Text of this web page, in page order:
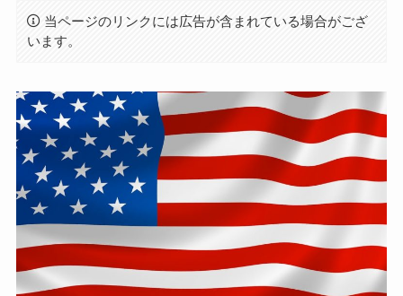
当ページのリンクには広告が含まれている場合がござ
います。